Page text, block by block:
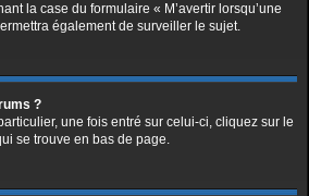
la case du formulaire « M’avertir lorsqu’une
également de surveiller le sujet.
?
une fois entré sur celui-ci, cliquez sur le
se trouve en bas de page.